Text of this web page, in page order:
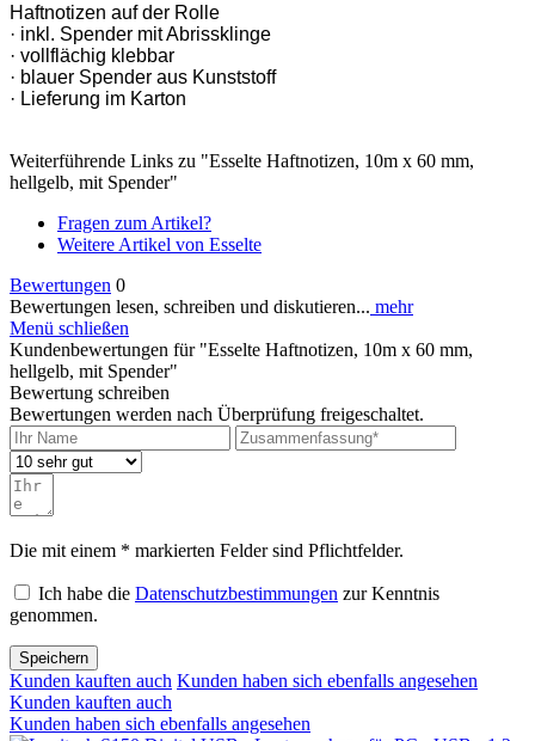
Haftnotizen auf der Rolle
· inkl. Spender mit Abrissklinge
· vollflächig klebbar
· blauer Spender aus Kunststoff
· Lieferung im Karton
Weiterführende Links zu "Esselte Haftnotizen, 10m x 60 mm,
hellgelb, mit Spender"
Fragen zum Artikel?
Weitere Artikel von Esselte
Bewertungen 0
Bewertungen lesen, schreiben und diskutieren... mehr
Menü schließen
Kundenbewertungen für "Esselte Haftnotizen, 10m x 60 mm,
hellgelb, mit Spender"
Bewertung schreiben
Bewertungen werden nach Überprüfung freigeschaltet.
Die mit einem * markierten Felder sind Pflichtfelder.
Ich habe die Datenschutzbestimmungen zur Kenntnis
genommen.
Speichern
Kunden kauften auch Kunden haben sich ebenfalls angesehen
Kunden kauften auch
Kunden haben sich ebenfalls angesehen